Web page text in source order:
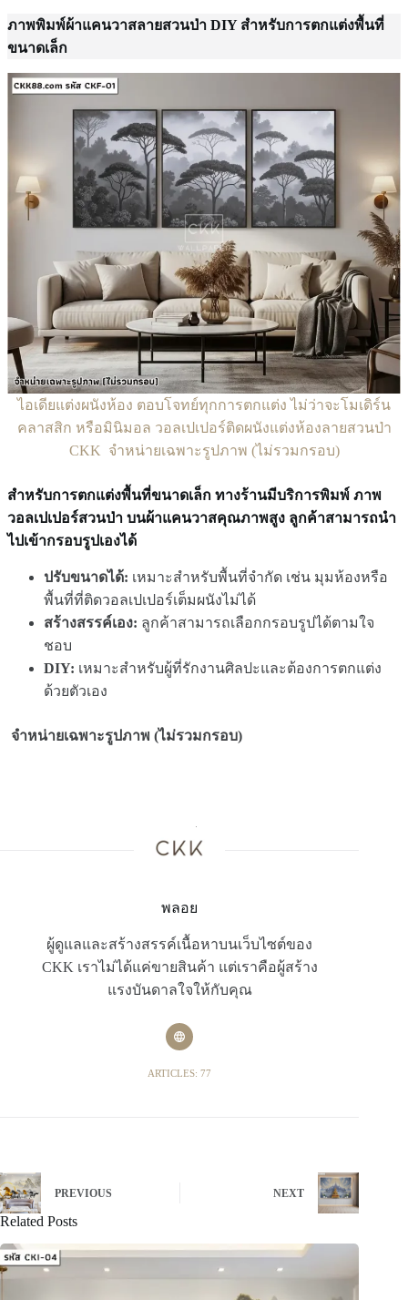
ภาพพิมพ์ผ้าแคนวาสลายสวนป่า DIY สำหรับการตกแต่งพื้นที่
ขนาดเล็ก
ไอเดียแต่งผนังห้อง ตอบโจทย์ทุกการตกแต่ง ไม่ว่าจะโมเดิร์น
คลาสสิก หรือมินิมอล วอลเปเปอร์ติดผนังแต่งห้องลายสวนป่า
CKK จำหน่ายเฉพาะรูปภาพ (ไม่รวมกรอบ)
สำหรับการตกแต่งพื้นที่ขนาดเล็ก ทางร้านมีบริการพิมพ์ ภาพ
วอลเปเปอร์สวนป่า บนผ้าแคนวาสคุณภาพสูง ลูกค้าสามารถนำ
ไปเข้ากรอบรูปเองได้
ปรับขนาดได้: เหมาะสำหรับพื้นที่จำกัด เช่น มุมห้องหรือ
พื้นที่ที่ติดวอลเปเปอร์เต็มผนังไม่ได้
สร้างสรรค์เอง: ลูกค้าสามารถเลือกกรอบรูปได้ตามใจ
ชอบ
DIY: เหมาะสำหรับผู้ที่รักงานศิลปะและต้องการตกแต่ง
ด้วยตัวเอง
จำหน่ายเฉพาะรูปภาพ (ไม่รวมกรอบ)
พลอย
ผู้ดูแลและสร้างสรรค์เนื้อหาบนเว็บไซต์ของ
CKK เราไม่ได้แค่ขายสินค้า แต่เราคือผู้สร้าง
แรงบันดาลใจให้กับคุณ
ARTICLES: 77
PREVIOUS NEXT
Related Posts